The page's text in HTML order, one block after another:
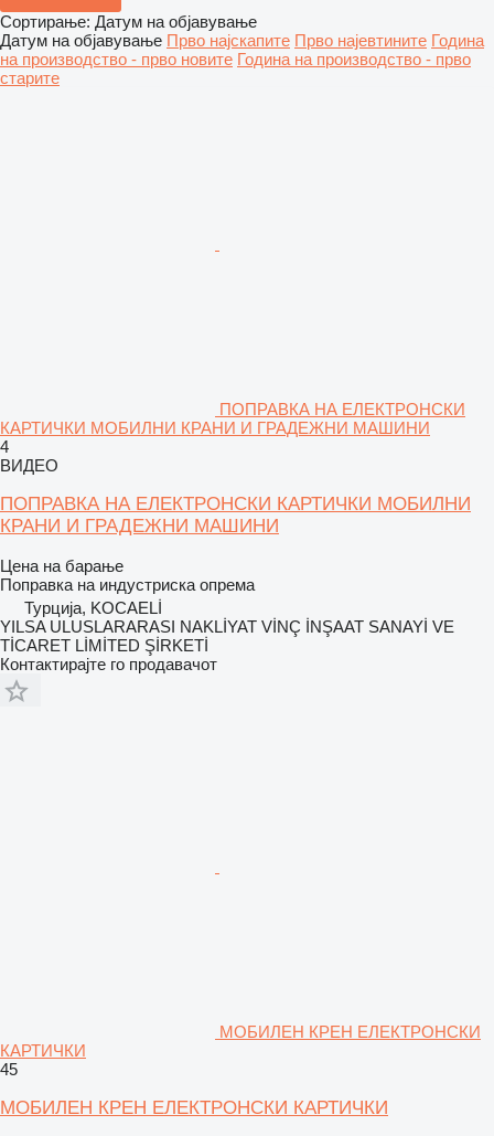
Сортирање: Датум на објавување
Датум на објавување Прво најскапите Прво најевтините Година
на производство - прво новите Година на производство - прво
старите
ПОПРАВКА НА ЕЛЕКТРОНСКИ
КАРТИЧКИ МОБИЛНИ КРАНИ И ГРАДЕЖНИ МАШИНИ
4
ВИДЕО
ПОПРАВКА НА ЕЛЕКТРОНСКИ КАРТИЧКИ МОБИЛНИ
КРАНИ И ГРАДЕЖНИ МАШИНИ
Цена на барање
Поправка на индустриска опрема
Турција, KOCAELİ
YILSA ULUSLARARASI NAKLİYAT VİNÇ İNŞAAT SANAYİ VE
TİCARET LİMİTED ŞİRKETİ
Контактирајте го продавачот
МОБИЛЕН КРЕН ЕЛЕКТРОНСКИ
КАРТИЧКИ
45
МОБИЛЕН КРЕН ЕЛЕКТРОНСКИ КАРТИЧКИ